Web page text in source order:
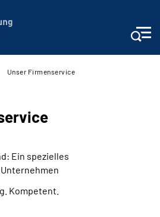
Unser Firmenservice
Ein spezielles
Kompetent.